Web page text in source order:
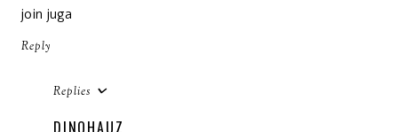
join juga
Reply
Replies
DINOHAUZ